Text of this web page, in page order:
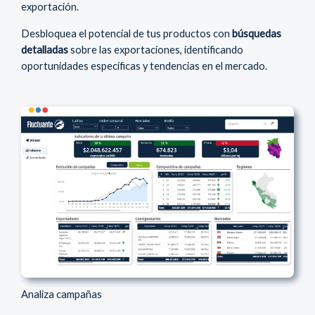
exportación.
Desbloquea el potencial de tus productos con búsquedas
detalladassobre las exportaciones, identificando
oportunidades específicas y tendencias en el mercado.
Analiza campañas